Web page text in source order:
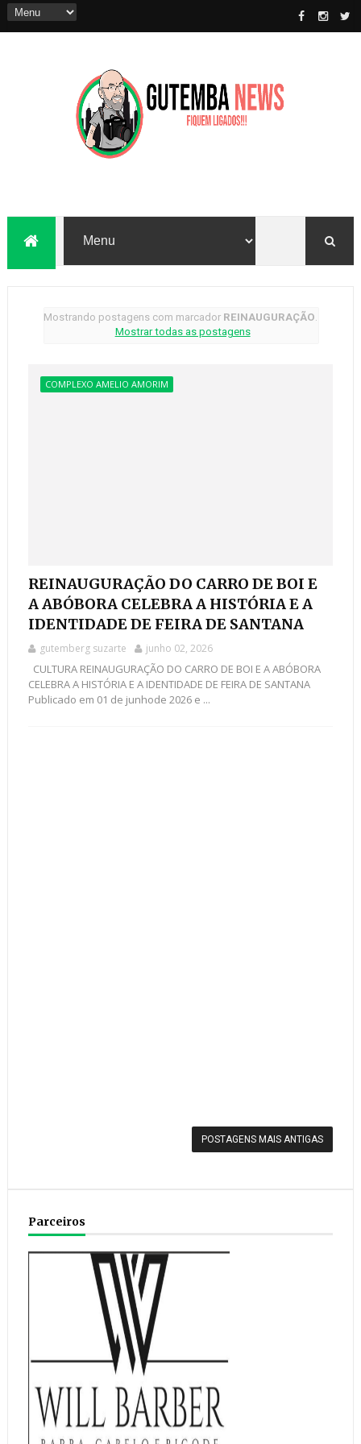
Mostrando postagens com marcador REINAUGURAÇÃO
Mostrar todas as postagens
COMPLEXO AMELIO AMORIM
REINAUGURAÇÃO DO CARRO DE BOI E
A ABÓBORA CELEBRA A HISTÓRIA E A
IDENTIDADE DE FEIRA DE SANTANA
gutemberg suzarte junho 02, 2026
CULTURA REINAUGURAÇÃO DO CARRO DE BOI E A ABÓBORA
CELEBRA A HISTÓRIA E A IDENTIDADE DE FEIRA DE SANTANA
Publicado em 01 de junhode 2026 e ...
POSTAGENS MAIS ANTIGAS
Parceiros